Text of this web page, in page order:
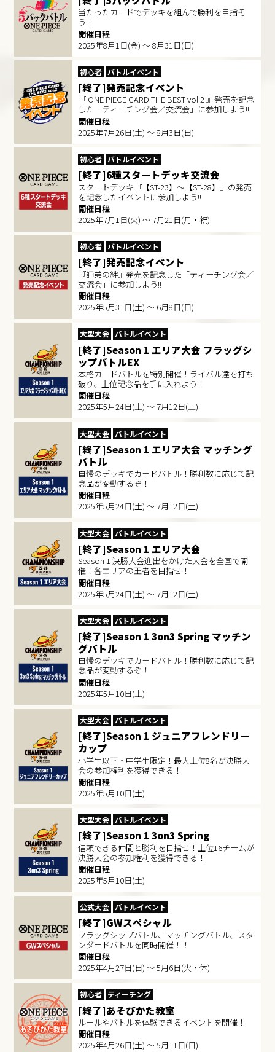
当たったカードでデッキを組んで勝利を目指そ
う！
開催日程
2025年8月1日(金) ～ 8月31日(日)
初心者 バトルイベント
[終了]発売記念イベント
『 ONE PIECE CARD THE BEST vol.2 』発売を記念
した「ティーチング会／交流会」に参加しよう!!
開催日程
2025年7月26日(土) ～ 8月3日(日)
初心者 バトルイベント
[終了]6種スタートデッキ交流会
スタートデッキ『【ST-23】～【ST-28】』の発売
を記念したイベントに参加しよう!!
開催日程
2025年7月1日(火) ～ 7月21日(月・祝)
初心者 バトルイベント
[終了]発売記念イベント
『師弟の絆』発売を記念した「ティーチング会／
交流会」に参加しよう!!
開催日程
2025年5月31日(土) ～ 6月8日(日)
大型大会 バトルイベント
[終了]Season 1 エリア大会 フラッグシ
ップバトルEX
本格カードバトルを特別開催！ライバル達を打ち
破り、上位記念品を手に入れよう！
開催日程
2025年5月24日(土) ～ 7月12日(土)
大型大会 バトルイベント
[終了]Season 1 エリア大会 マッチング
バトル
自慢のデッキでカードバトル！勝利数に応じて記
念品が変動するぞ！
開催日程
2025年5月24日(土) ～ 7月12日(土)
大型大会 バトルイベント
[終了]Season 1 エリア大会
Season 1 決勝大会進出をかけた大会を全国で開
催！各エリアの王者を目指せ！
開催日程
2025年5月24日(土) ～ 7月12日(土)
大型大会 バトルイベント
[終了]Season 1 3on3 Spring マッチン
グバトル
自慢のデッキでカードバトル！勝利数に応じて記
念品が変動するぞ！
開催日程
2025年5月10日(土)
大型大会 バトルイベント
[終了]Season 1 ジュニアフレンドリー
カップ
小学生以下・中学生限定！最大上位8名が決勝大
会の参加権利を獲得できる​！
開催日程
2025年5月10日(土)
大型大会 バトルイベント
[終了]Season 1 3on3 Spring
信頼できる仲間と勝利を目指せ！上位16チームが
決勝大会の参加権利を獲得できる！
開催日程
2025年5月10日(土)
公式大会 バトルイベント
[終了]GWスペシャル
フラッグシップバトル、マッチングバトル、スタ
ンダードバトルを同時開催！！
開催日程
2025年4月27日(日) ～ 5月6日(火・休)
初心者 ティーチング
[終了]あそびかた教室
ルールやバトルを体験できるイベントを開催！
開催日程
2025年4月26日(土) ～ 5月11日(日)